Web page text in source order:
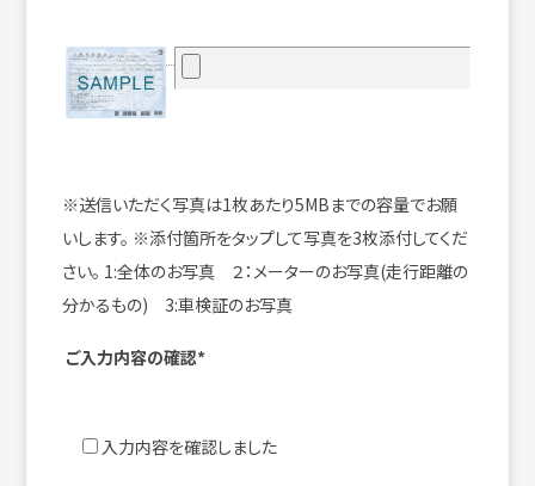
※送信いただく写真は1枚あたり5MBまでの容量でお願
いします。 ※添付箇所をタップして写真を3枚添付してくだ
さい。 1:全体のお写真 ２：メーターのお写真(走行距離の
分かるもの) 3:車検証のお写真
ご入力内容の確認*
入力内容を確認しました